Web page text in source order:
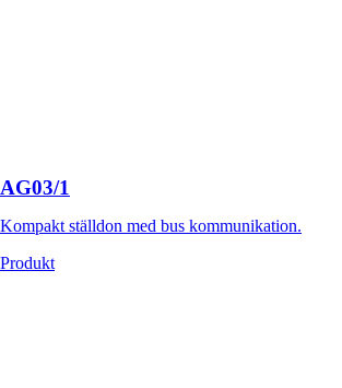
AG03/1
Kompakt ställdon med bus kommunikation.
Produkt